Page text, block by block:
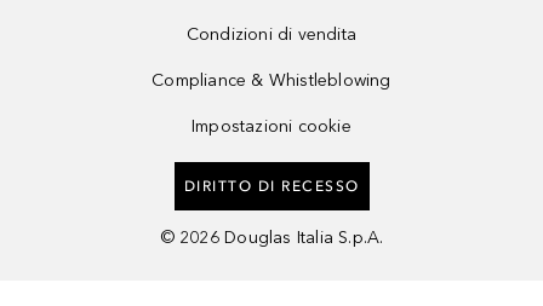
Condizioni di vendita
Compliance & Whistleblowing
Impostazioni cookie
DIRITTO DI RECESSO
© 2026 Douglas Italia S.p.A.